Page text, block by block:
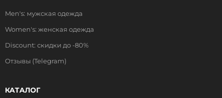
Men's: мужская одежда
Women's: женская одежда
Discount: скидки до -80%
Отзывы (Telegram)
КАТАЛОГ